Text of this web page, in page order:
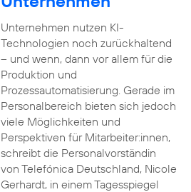
Unternehmen nutzen KI-
Technologien noch zurückhaltend
– und wenn, dann vor allem für die
Produktion und
Prozessautomatisierung. Gerade im
Personalbereich bieten sich jedoch
viele Möglichkeiten und
Perspektiven für Mitarbeiter:innen,
schreibt die Personalvorständin
von Telefónica Deutschland, Nicole
Gerhardt, in einem Tagesspiegel